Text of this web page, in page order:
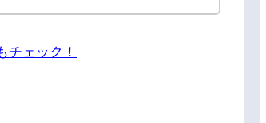
チェック！